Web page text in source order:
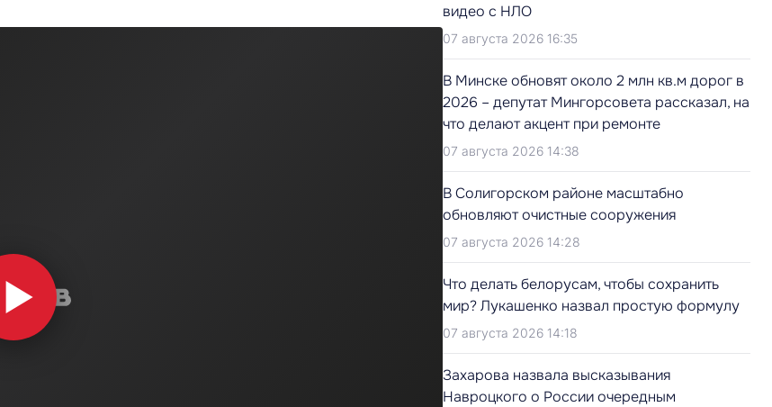
видео с НЛО
07 августа 2026 16:35
В Минске обновят около 2 млн кв.м дорог в
2026 – депутат Мингорсовета рассказал, на
что делают акцент при ремонте
07 августа 2026 14:38
В Солигорском районе масштабно
обновляют очистные сооружения
07 августа 2026 14:28
Что делать белорусам, чтобы сохранить
мир? Лукашенко назвал простую формулу
07 августа 2026 14:18
Захарова назвала высказывания
Навроцкого о России очередным